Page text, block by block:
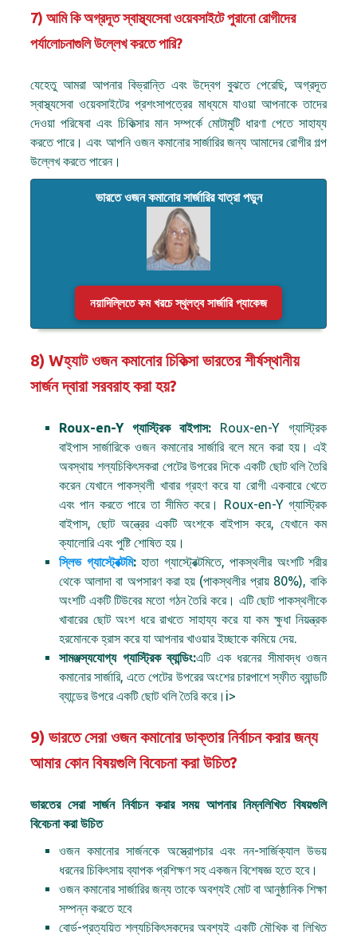
7) আমি কি অগ্রদূত স্বাস্থ্যসেবা ওয়েবসাইটে পুরানো রোগীদের
পর্যালোচনাগুলি উল্লেখ করতে পারি?
যেহেতু আমরা আপনার বিভ্রান্তি এবং উদ্বেগ বুঝতে পেরেছি, অগ্রদূত
স্বাস্থ্যসেবা ওয়েবসাইটের প্রশংসাপত্রের মাধ্যমে যাওয়া আপনাকে তাদের
দেওয়া পরিষেবা এবং চিকিত্সার মান সম্পর্কে মোটামুটি ধারণা পেতে সাহায্য
করতে পারে। এবং আপনি ওজন কমানোর সার্জারির জন্য আমাদের রোগীর গল্প
উল্লেখ করতে পারেন।
ভারতে ওজন কমানোর সার্জারির যাত্রা পড়ুন
নয়াদিল্লিতে কম খরচে স্থূলত্ব সার্জারি প্যাকেজ
8) Wহ্যাট ওজন কমানোর চিকিত্সা ভারতের শীর্ষস্থানীয়
সার্জন দ্বারা সরবরাহ করা হয়?
Roux-en-Y গ্যাস্ট্রিক বাইপাস: Roux-en-Y গ্যাস্ট্রিক
বাইপাস সার্জারিকে ওজন কমানোর সার্জারি বলে মনে করা হয়। এই
অবস্থায় শল্যচিকিৎসকরা পেটের উপরের দিকে একটি ছোট থলি তৈরি
করেন যেখানে পাকস্থলী খাবার গ্রহণ করে যা রোগী একবারে খেতে
এবং পান করতে পারে তা সীমিত করে। Roux-en-Y গ্যাস্ট্রিক
বাইপাস, ছোট অন্ত্রের একটি অংশকে বাইপাস করে, যেখানে কম
ক্যালোরি এবং পুষ্টি শোষিত হয়।
স্লিভ গ্যাস্ট্রেক্টমি: হাতা গ্যাস্ট্রেক্টমিতে, পাকস্থলীর অংশটি শরীর
থেকে আলাদা বা অপসারণ করা হয় (পাকস্থলীর প্রায় 80%), বাকি
অংশটি একটি টিউবের মতো গঠন তৈরি করে। এটি ছোট পাকস্থলীকে
খাবারের ছোট অংশ ধরে রাখতে সাহায্য করে যা কম ক্ষুধা নিয়ন্ত্রক
হরমোনকে হ্রাস করে যা আপনার খাওয়ার ইচ্ছাকে কমিয়ে দেয়.
সামঞ্জস্যযোগ্য গ্যাস্ট্রিক ব্যান্ডিং:এটি এক ধরনের সীমাবদ্ধ ওজন
কমানোর সার্জারি, এতে পেটের উপরের অংশের চারপাশে স্ফীত ব্যান্ডটি
ব্যান্ডের উপরে একটি ছোট থলি তৈরি করে।i>
9) ভারতে সেরা ওজন কমানোর ডাক্তার নির্বাচন করার জন্য
আমার কোন বিষয়গুলি বিবেচনা করা উচিত?
ভারতের সেরা সার্জন নির্বাচন করার সময় আপনার নিম্নলিখিত বিষয়গুলি
বিবেচনা করা উচিত
ওজন কমানোর সার্জনকে অস্ত্রোপচার এবং নন-সার্জিক্যাল উভয়
ধরনের চিকিৎসায় ব্যাপক প্রশিক্ষণ সহ একজন বিশেষজ্ঞ হতে হবে।
ওজন কমানোর সার্জারির জন্য তাকে অবশ্যই মোট বা আনুষ্ঠানিক শিক্ষা
সম্পন্ন করতে হবে
বোর্ড-প্রত্যয়িত শল্যচিকিৎসকদের অবশ্যই একটি মৌখিক বা লিখিত